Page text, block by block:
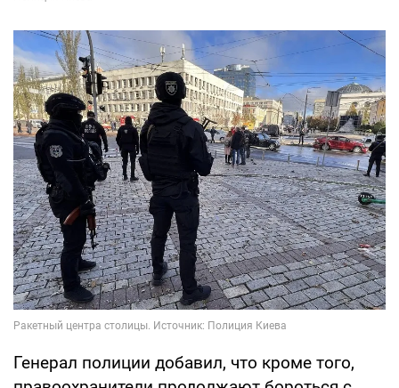
Генерал полиции добавил, что кроме того,